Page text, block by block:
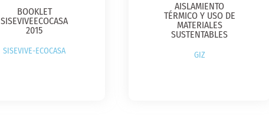
BOOKLET
SISEVIVEECOCASA
2015
SISEVIVE-ECOCASA
AISLAMIENTO
TÉRMICO Y USO DE
MATERIALES
SUSTENTABLES
GIZ